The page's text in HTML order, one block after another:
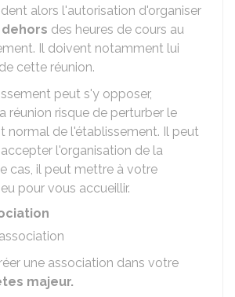
alors l'autorisation d'organiser
dehors des heures de cours au
Il doivent notamment lui
cette réunion.
peut s'y opposer,
réunion risque de perturber le
normal de l'établissement. Il peut
l'organisation de la
cas, il peut mettre à votre
pour vous accueillir.
une association dans votre
majeur.